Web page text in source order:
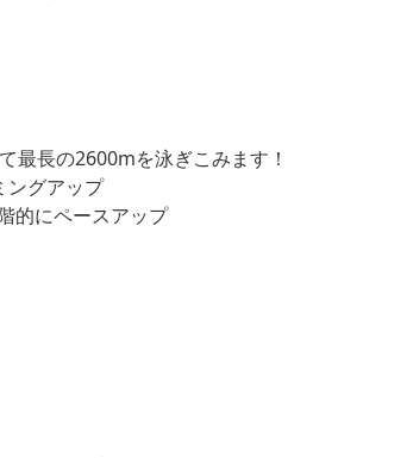
最長の2600mを泳ぎこみます！
グアップ
ペースアップ